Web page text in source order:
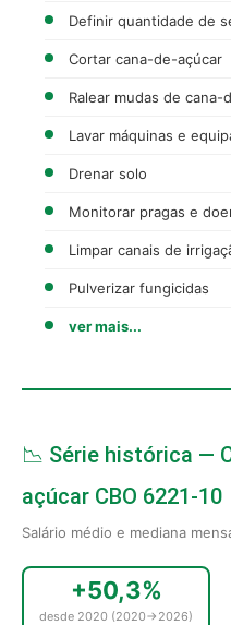
Definir quantidade de
Cortar cana-de-açúcar
Ralear mudas de cana-
Lavar máquinas e
Drenar solo
Monitorar pragas e
Limpar canais de
Pulverizar fungicidas
ver mais...
📉 Série histórica —
açúcar CBO 6221-10
Salário médio e mediana
+50,3%
desde 2020 (2020→2026)